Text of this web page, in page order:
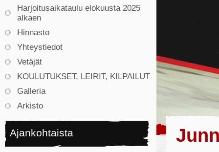
Harjoitusaikataulu elokuusta 2025
alkaen
Hinnasto
Yhteystiedot
Vetäjät
KOULUTUKSET, LEIRIT, KILPAILUT
Galleria
Arkisto
Ajankohtaista